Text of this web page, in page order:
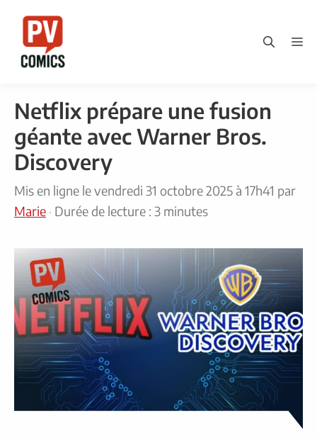
contenu
Netflix prépare une fusion
géante avec Warner Bros.
Discovery
Mis en ligne levendredi 31 octobre 2025 à 17h41 par
Marie · Durée de lecture : 3 minutes